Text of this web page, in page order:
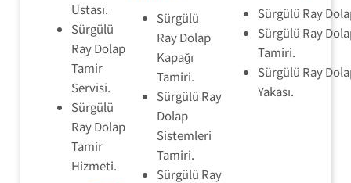
Ustası.
Sürgülü
Ray Dolap
Tamir
Servisi.
Sürgülü
Ray Dolap
Tamir
Hizmeti.
Sürgülü
Ray Dolap
Kapağı
Tamiri.
Sürgülü Ray
Dolap
Sistemleri
Tamiri.
Sürgülü Ray
Sürgülü Ray
Sürgülü Ray
Tamiri.
Sürgülü Ray
Yakası.